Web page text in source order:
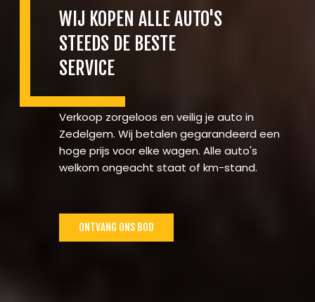
WIJ KOPEN ALLE AUTO'S
STEEDS DE BESTE
SERVICE
Verkoop zorgeloos en veilig je auto in
Zedelgem. Wij betalen gegarandeerd een
hoge prijs voor elke wagen. Alle auto's
welkom ongeacht staat of km-stand.
ONTVANG ONS BOD